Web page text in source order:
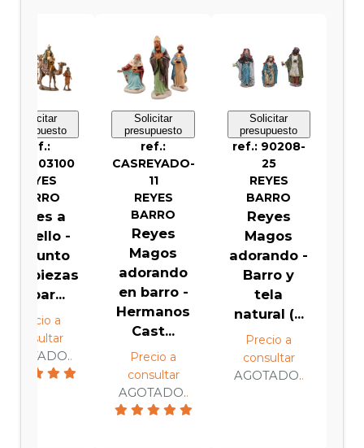
Solicitar
presupuesto
ref.:
0100703100
REYES
BARRO
Reyes a
camello -
Conjunto
6 piezas
en bar...
Precio a
consultar
AGOTADO..
Solicitar
presupuesto
ref.:
CASREYADO-
11
REYES
BARRO
Reyes
Magos
adorando
en barro -
Hermanos
Cast...
Precio a
consultar
AGOTADO..
Solicitar
presupuesto
ref.: 90208-
25
REYES
BARRO
Reyes
Magos
adorando -
Barro y
tela
natural (...
Precio a
consultar
AGOTADO..